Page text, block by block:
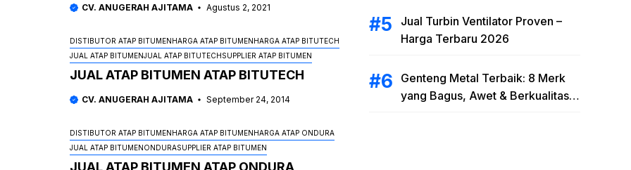
CV. ANUGERAH AJITAMA Agustus 2, 2021
DISTIBUTOR ATAP BITUMENHARGA ATAP BITUMENHARGA ATAP BITUTECH
JUAL ATAP BITUMENJUAL ATAP BITUTECHSUPPLIER ATAP BITUMEN
JUAL ATAP BITUMEN ATAP BITUTECH
CV. ANUGERAH AJITAMA September 24, 2014
DISTIBUTOR ATAP BITUMENHARGA ATAP BITUMENHARGA ATAP ONDURA
JUAL ATAP BITUMENONDURASUPPLIER ATAP BITUMEN
JUAL ATAP BITUMEN ATAP ONDURA
Jual Turbin Ventilator Proven –
Harga Terbaru 2026
Genteng Metal Terbaik: 8 Merk
yang Bagus, Awet & Berkualitas